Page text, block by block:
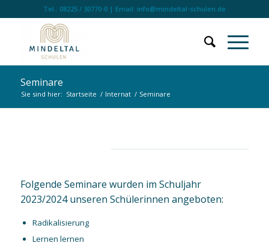
Tel.: 08225 / 30770-0 | Email: info@mindeltal-schulen.de
Seminare
Sie sind hier: Startseite / Internat / Seminare
Folgende Seminare wurden im Schuljahr
2023/2024 unseren Schülerinnen angeboten:
Radikalisierung
Lernen lernen